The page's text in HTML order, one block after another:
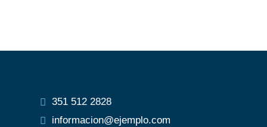
351 512 2828
informacion@ejemplo.com